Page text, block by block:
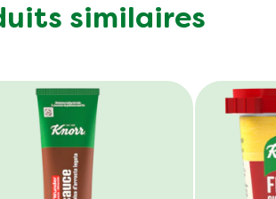
similaires